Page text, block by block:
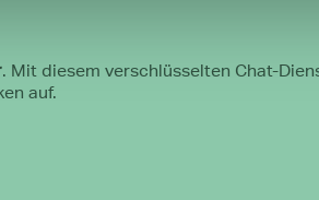
. Mit diesem verschlüsselten Chat-
auf.